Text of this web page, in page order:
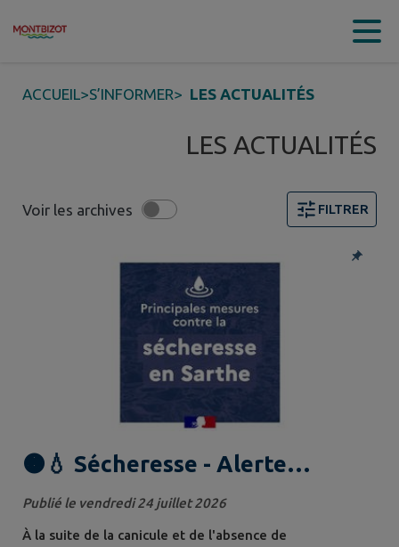
Contenu
ACCUEIL>S’INFORMER> LES ACTUALITÉS
LES ACTUALITÉS
Voir les archives FILTRER
🟠💧 Sécheresse - Alerte
renforcée
Publié le vendredi 24 juillet 2026
À la suite de la canicule et de l'absence de